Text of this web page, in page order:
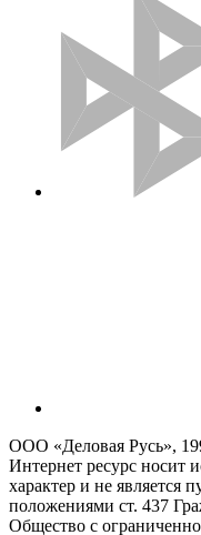
ООО «Деловая Русь»,
Интернет ресурс носит
характер и не является
положениями ст. 437
Общество с